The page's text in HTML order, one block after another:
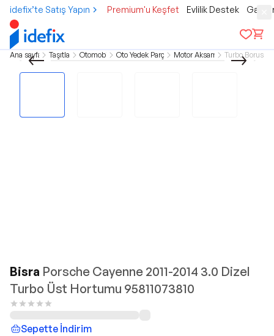
idefix’te Satış Yapın Premium'u Keşfet Evlilik Destek
Ana sayfa Taşıtlar Otomobil Oto Yedek Parça Motor Aksamı Turbo Borusu
Bisra Porsche Cayenne 2011-2014 3.0 Dizel
Turbo Üst Hortumu 95811073810
Sepette İndirim